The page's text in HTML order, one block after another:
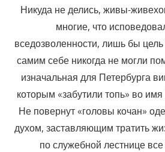
Никуда не делись, живы-
многие, что
вседозволенности, лишь бы
самим себе никогда не могли
изначальная для Петербурга
которым «забутили топь» во
Не повернут «головы кочан»
духом, заставляющим тратить
по служебной лест­нице